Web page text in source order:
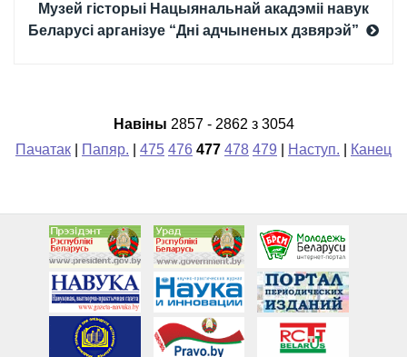
Музей гісторыі Нацыянальнай акадэміі навук
Беларусі арганізуе “Дні адчыненых дзвярэй”
Навiны 2857 - 2862 з 3054
Пачатак
Папяр. 475 476 477 478 479 Наступ. Канец